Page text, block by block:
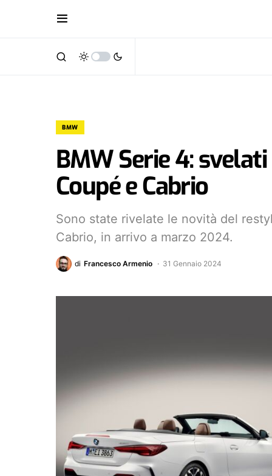
BMW
BMW Serie 4:
Coupé e Cabrio
Sono state rivelate le novità del
Cabrio, in arrivo a marzo 2024.
di Francesco Armenio 31 Gennaio 2024